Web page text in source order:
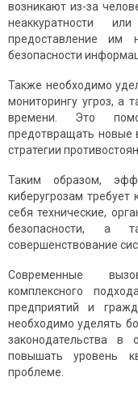
возникают из-за
неаккуратности
предоставление им
безопасности
Также необходимо
мониторингу угроз, а
времени. Это
предотвращать новые
стратегии
Таким образом,
киберугрозам
себя технические,
безопасности, а
совершенствование
Современные
комплексного
предприятий и
необходимо уделять
законодательства в
повышать уровень
проблеме.